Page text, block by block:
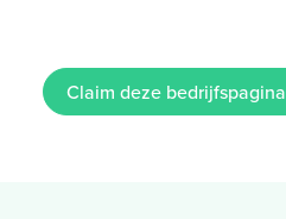
Claim deze bedrijfspagina